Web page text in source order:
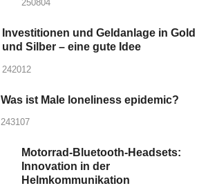
250804
Investitionen und Geldanlage in Gold
und Silber – eine gute Idee
242012
Was ist Male loneliness epidemic?
243107
Motorrad-Bluetooth-Headsets:
Innovation in der
Helmkommunikation